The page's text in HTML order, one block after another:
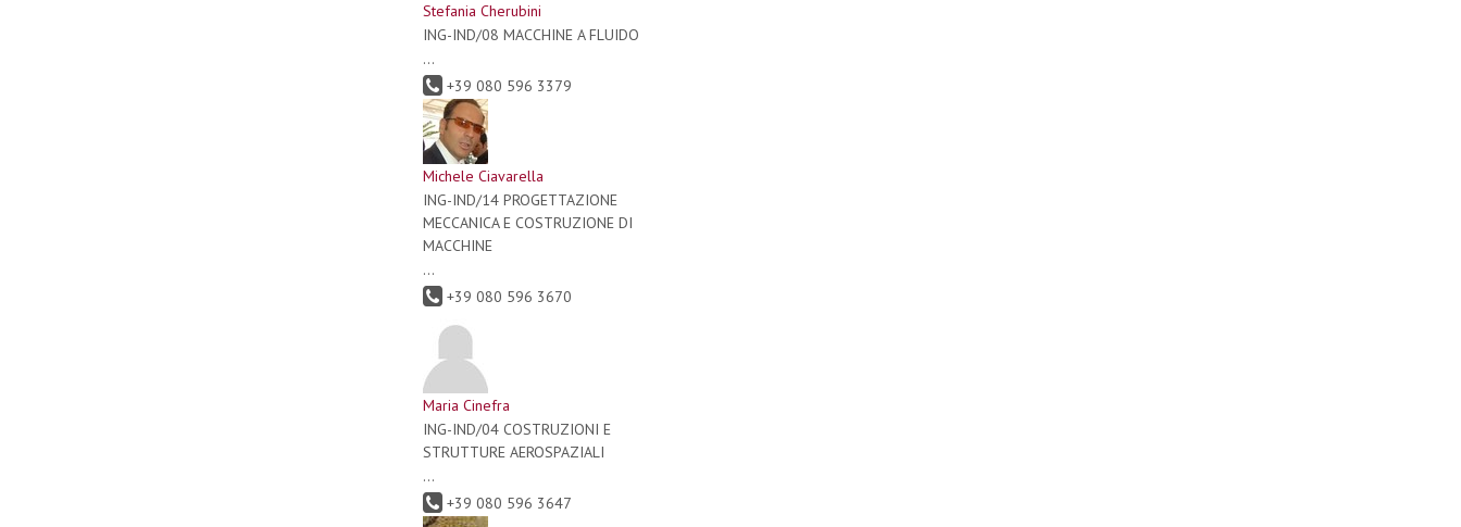
Stefania Cherubini
ING-IND/08 MACCHINE A FLUIDO
...
+39 080 596 3379
Michele Ciavarella
ING-IND/14 PROGETTAZIONE
MECCANICA E COSTRUZIONE DI
MACCHINE
...
+39 080 596 3670
Maria Cinefra
ING-IND/04 COSTRUZIONI E
STRUTTURE AEROSPAZIALI
...
+39 080 596 3647